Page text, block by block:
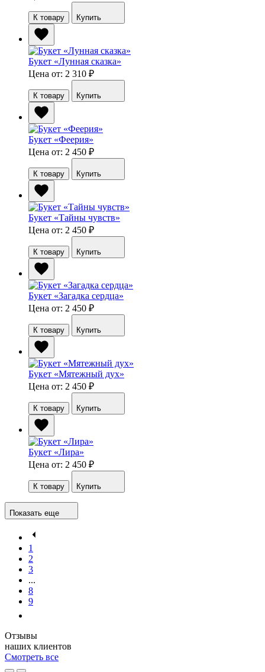
К товару Купить
Букет «Лунная сказка»
Цена от: 2 310 ₽
К товару Купить
Букет «Феерия»
Цена от: 2 450 ₽
К товару Купить
Букет «Тайны чувств»
Цена от: 2 450 ₽
К товару Купить
Букет «Загадка сердца»
Цена от: 2 450 ₽
К товару Купить
Букет «Мятежный дух»
Цена от: 2 450 ₽
К товару Купить
Букет «Лира»
Цена от: 2 450 ₽
К товару Купить
Показать еще
1
2
3
...
8
9
Отзывы
наших клиентов
Смотреть все